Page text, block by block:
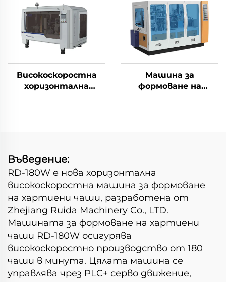
Високоскоростна
хоризонтална
Машина за
формоване на
Въведение:
RD-180W е нова хоризонтална
високоскоростна машина за формоване
на хартиени чаши, разработена от
Zhejiang Ruida Machinery Co., LTD.
Машината за формоване на хартиени
чаши RD-180W осигурява
високоскоростно производство от 180
чаши в минута. Цялата машина се
управлява чрез PLC+ серво движение,